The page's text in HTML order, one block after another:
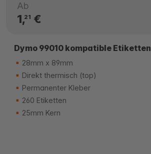
Ab
1,21 €
Dymo 99010 kompatible Etiketten
28mm x 89mm
Direkt thermisch (top)
Permanenter Kleber
260 Etiketten
25mm Kern